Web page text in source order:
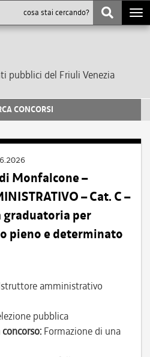
pubblici del Friuli Venezia
CONCORSI
Monfalcone –
– Cat. C –
graduatoria per
pieno e determinato
amministrativo
pubblica
Formazione di una